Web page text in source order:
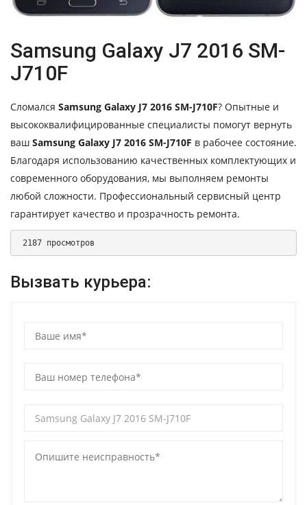
Samsung Galaxy J7 2016 SM-
J710F
Сломался Samsung Galaxy J7 2016 SM-J710F? Опытные и
высококвалифицированные специалисты помогут вернуть
ваш Samsung Galaxy J7 2016 SM-J710F в рабочее состояние.
Благодаря использованию качественных комплектующих и
современного оборудования, мы выполняем ремонты
любой сложности. Профессиональный сервисный центр
гарантирует качество и прозрачность ремонта.
2187 просмотров
Вызвать курьера: